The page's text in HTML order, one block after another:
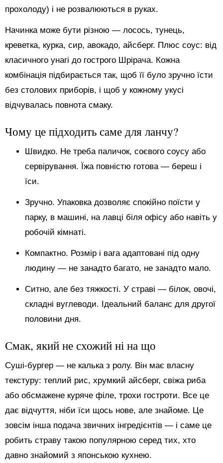
прохолоду) і не розвалюються в руках.
Начинка може бути різною — лосось, тунець,
креветка, курка, сир, авокадо, айсберг. Плюс соус: від
класичного унагі до гострого Шрірача. Кожна
комбінація підбирається так, щоб її було зручно їсти
без столових приборів, і щоб у кожному укусі
відчувалась повнота смаку.
Чому це підходить саме для ланчу?
Швидко. Не треба паличок, соєвого соусу або
сервірування. Їжа повністю готова — береш і
їси.
Зручно. Упаковка дозволяє спокійно поїсти у
парку, в машині, на лавці біля офісу або навіть у
робочій кімнаті.
Компактно. Розмір і вага адаптовані під одну
людину — не занадто багато, не занадто мало.
Ситно, але без тяжкості. У страві — білок, овочі,
складні вуглеводи. Ідеальний баланс для другої
половини дня.
Смак, який не схожий ні на що
Суші-бургер — не калька з ролу. Він має власну
текстуру: теплий рис, хрумкий айсберг, свіжа риба
або обсмажене куряче філе, трохи гостроти. Все це
дає відчуття, ніби їси щось нове, але знайоме. Це
зовсім інша подача звичних інгредієнтів — і саме це
робить страву такою популярною серед тих, хто
давно знайомий з японською кухнею.